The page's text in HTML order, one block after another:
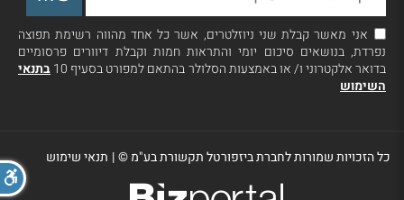
אני מאשר קבלת שני ניוזלטרים, אשר כל אחד מהווה רשימת תפוצה
נפרדת, בנושאים סיכום יומי והתראות חמות וקבלת דיוורים פרסומיים
בדואר אלקטרוני ו/ או באמצעות הסלולר בהתאם למפורט בסעיף 10
בתנאי
השימוש
כל הזכויות שמורות לחברת ביזפורטל תקשורת בע"מ ©| תנאי שימוש